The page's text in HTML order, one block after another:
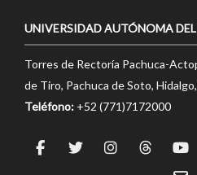
UNIVERSIDAD AUTÓNOMA
Torres de Rectoría Pachuca-
de Tiro, Pachuca de Soto,
Teléfono: +52 (771)7172000